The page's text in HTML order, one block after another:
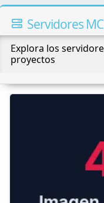
Servidores
Explora los
proyectos